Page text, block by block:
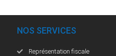
NOS SERVICES
Représentation fiscale